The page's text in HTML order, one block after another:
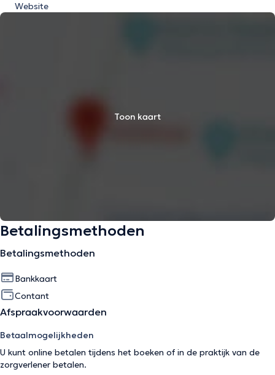
Website
Toon kaart
Betalingsmethoden
Betalingsmethoden
Bankkaart
Contant
Afspraakvoorwaarden
Betaalmogelijkheden
U kunt online betalen tijdens het boeken of in de praktijk van de
zorgverlener betalen.